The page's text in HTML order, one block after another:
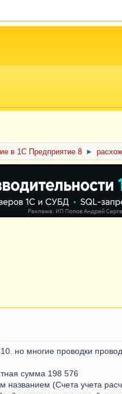
в 1С Предприятие 8 ►
но многие проводки
сумма 198 576
названием (Счета учета